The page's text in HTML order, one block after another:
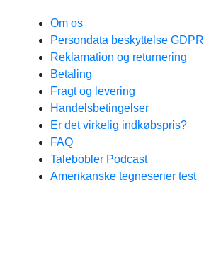
Om os
Persondata beskyttelse GDPR
Reklamation og returnering
Betaling
Fragt og levering
Handelsbetingelser
Er det virkelig indkøbspris?
FAQ
Talebobler Podcast
Amerikanske tegneserier test